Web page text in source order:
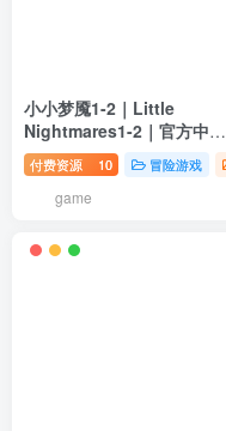
小小梦魇1-2｜Little
Nightmares1-2｜官方中
文-1+2合集+PC安卓双端｜
23.1G｜免安装
付费资源 10 冒险游戏
game